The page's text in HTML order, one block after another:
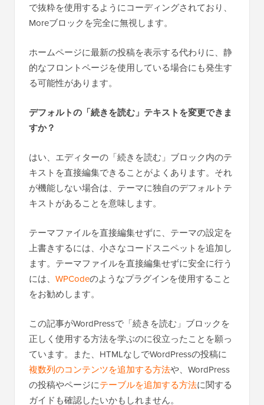
で抜粋を使用するようにコーディングされており、
Moreブロックを完全に無視します。
ホームページに最新の投稿を表示する代わりに、静
的なフロントページを使用している場合にも発生す
る可能性があります。
デフォルトの「続きを読む」テキストを変更できま
すか？
はい、エディターの「続きを読む」ブロック内のテ
キストを直接編集できることがよくあります。それ
が機能しない場合は、テーマに独自のデフォルトテ
キストがあることを意味します。
テーマファイルを直接編集せずに、テーマの設定を
上書きするには、小さなコードスニペットを追加し
ます。テーマファイルを直接編集せずに安全に行う
には、 WPCodeのようなプラグインを使用すること
をお勧めします。
この記事がWordPressで「続きを読む」ブロックを
正しく使用する方法を学ぶのに役立ったことを願っ
ています。また、HTMLなしでWordPressの投稿に
複数列のコンテンツを追加する方法や、WordPress
の投稿やページにテーブルを追加する方法に関する
ガイドも確認したいかもしれません。